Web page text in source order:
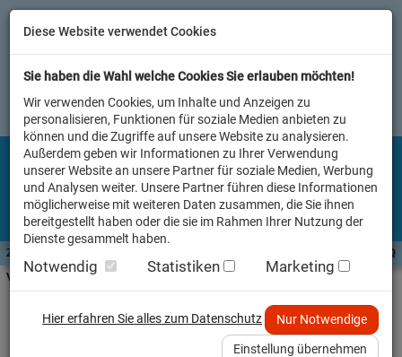
Zutaten A-Z
Service FAQ
Verkäufer vor Ort
Diese Website verwendet Cookies
Sie haben die Wahl welche Cookies Sie erlauben möchten!
Wir verwenden Cookies, um Inhalte und Anzeigen zu
personalisieren, Funktionen für soziale Medien anbieten zu
können und die Zugriffe auf unsere Website zu analysieren.
Außerdem geben wir Informationen zu Ihrer Verwendung
unserer Website an unsere Partner für soziale Medien, Werbung
und Analysen weiter. Unsere Partner führen diese Informationen
möglicherweise mit weiteren Daten zusammen, die Sie ihnen
bereitgestellt haben oder die sie im Rahmen Ihrer Nutzung der
Dienste gesammelt haben.
Notwendig Statistiken Marketing
Hier erfahren Sie alles zum Datenschutz Nur Notwendige
Einstellung übernehmen